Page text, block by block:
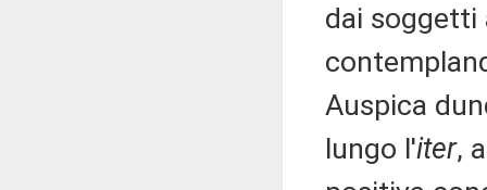
dai soggetti
Auspica
lungo l'iter,